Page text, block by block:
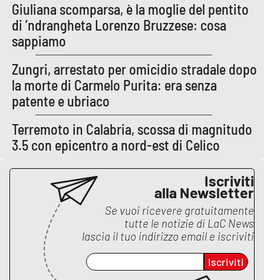
Giuliana scomparsa, è la moglie del pentito
di ’ndrangheta Lorenzo Bruzzese: cosa
sappiamo
Zungri, arrestato per omicidio stradale dopo
la morte di Carmelo Purita: era senza
patente e ubriaco
Terremoto in Calabria, scossa di magnitudo
3.5 con epicentro a nord-est di Celico
Iscriviti
alla Newsletter
Se vuoi ricevere gratuitamente
tutte le notizie di LaC News
lascia il tuo indirizzo email e iscriviti
Iscriviti